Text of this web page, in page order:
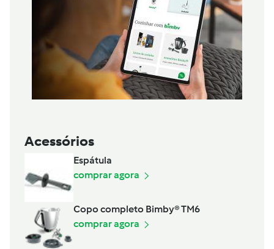
Acessórios
Espátula
comprar agora
Copo completo Bimby® TM6
comprar agora